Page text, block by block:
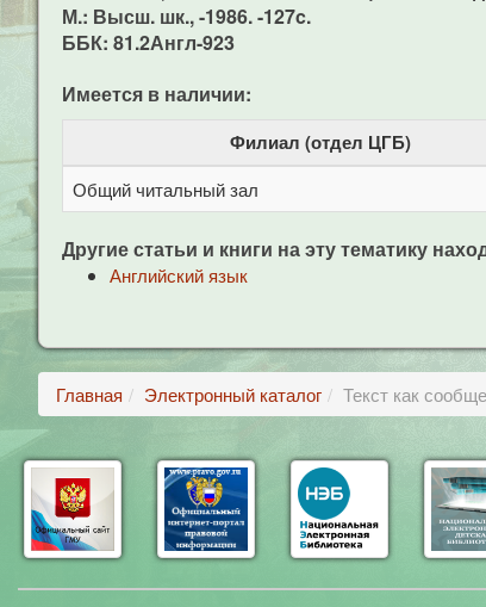
М.: Высш. шк., -1986. -127c.
ББК: 81.2Англ-923
Имеется в наличии:
Филиал (отдел ЦГБ)
Общий читальный зал
Другие статьи и книги на эту тематику
Английский язык
Главная Электронный каталог Текст как